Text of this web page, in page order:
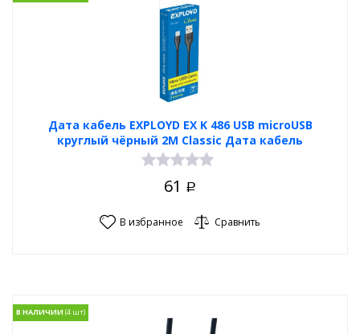
Дата кабель EXPLOYD EX K 486 USB microUSB
круглый чёрный 2М Classic Дата кабель
61 Р
В избранное Сравнить
В НАЛИЧИИ